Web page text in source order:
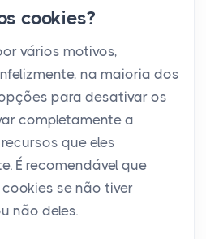
cookies?
vários motivos,
na maioria dos
para desativar os
completamente a
que eles
É recomendável que
se não tiver
não deles.